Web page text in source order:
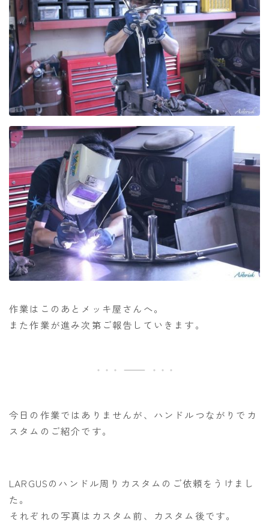
作業はこのあとメッキ屋さんへ。
また作業が進み次第ご報告していきます。
今日の作業ではありませんが、ハンドルつながりでカ
スタムのご紹介です。
LARGUSのハンドル周りカスタムのご依頼をうけまし
た。
それぞれの写真はカスタム前、カスタム後です。